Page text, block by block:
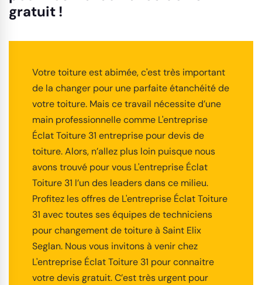
gratuit !
Votre toiture est abimée, c'est très important
de la changer pour une parfaite étanchéité de
votre toiture. Mais ce travail nécessite d’une
main professionnelle comme L'entreprise
Éclat Toiture 31 entreprise pour devis de
toiture. Alors, n’allez plus loin puisque nous
avons trouvé pour vous L'entreprise Éclat
Toiture 31 l’un des leaders dans ce milieu.
Profitez les offres de L'entreprise Éclat Toiture
31 avec toutes ses équipes de techniciens
pour changement de toiture à Saint Elix
Seglan. Nous vous invitons à venir chez
L'entreprise Éclat Toiture 31 pour connaitre
votre devis gratuit. C’est très urgent pour